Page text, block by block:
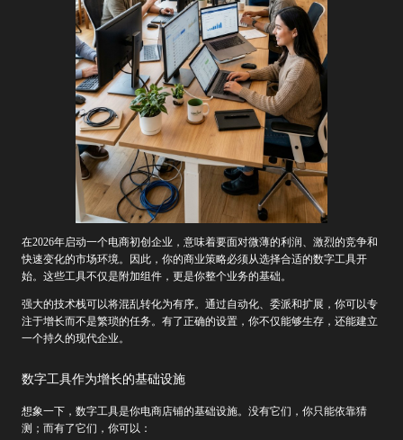
在2026年启动一个电商初创企业，意味着要面对微薄的利润、激烈的竞争和
快速变化的市场环境。因此，你的商业策略必须从选择合适的数字工具开
始。这些工具不仅是附加组件，更是你整个业务的基础。
强大的技术栈可以将混乱转化为有序。通过自动化、委派和扩展，你可以专
注于增长而不是繁琐的任务。有了正确的设置，你不仅能够生存，还能建立
一个持久的现代企业。
数字工具作为增长的基础设施
想象一下，数字工具是你电商店铺的基础设施。没有它们，你只能依靠猜
测；而有了它们，你可以：